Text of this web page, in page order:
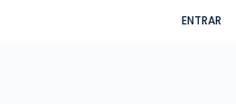
ENTRAR